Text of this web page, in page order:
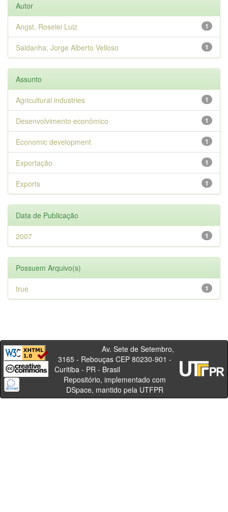
Autor
1
Angst, Roselei Luiz
1
Saldanha, Jorge Alberto Velloso
Assunto
1
Agricultural industries
1
Desenvolvimento econômico
1
Economic development
1
Exportação
1
Exports
Data de Publicação
1
2007
Possuem Arquivo(s)
1
true
Av. Sete de Setembro,
3165 - Rebouças CEP 80230-901 -
Curitiba - PR - Brasil
Repositório, implementado com
DSpace, mantido pela UTFPR